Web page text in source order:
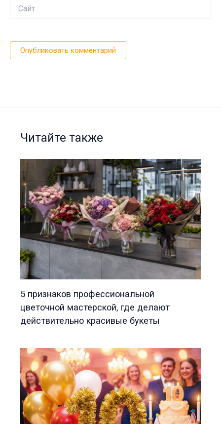
Читайте также
5 признаков профессиональной
цветочной мастерской, где делают
действительно красивые букеты